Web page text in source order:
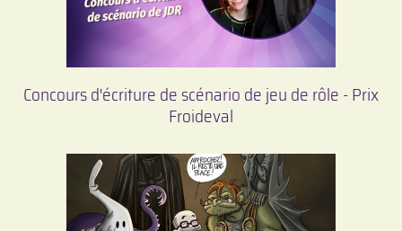
Concours d'écriture de scénario de jeu de rôle - Prix
Froideval